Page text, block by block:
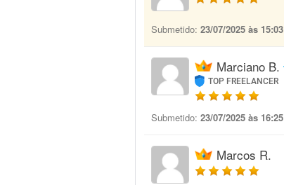
Submetido: 23/07/2025 às 15:03
Marciano B.
TOP FREELANCER
Submetido: 23/07/2025 às 16:25
Marcos R.